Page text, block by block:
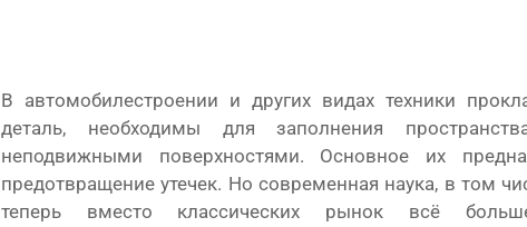
В автомобилестроении и других видах техники
деталь, необходимы для заполнения
неподвижными поверхностями. Основное их
предотвращение утечек. Но современная наука, в том
теперь вместо классических рынок всё